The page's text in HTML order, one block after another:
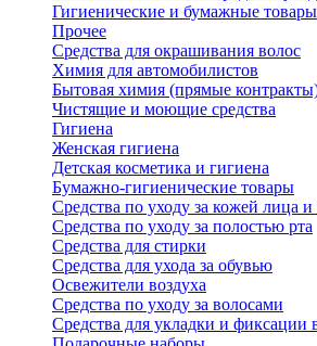
Гигиенические и бумажные товары
Прочее
Средства для окрашивания волос
Химия для автомобилистов
Бытовая химия (прямые
Чистящие и моющие средства
Гигиена
Женская гигиена
Детская косметика и гигиена
Бумажно-гигиенические товары
Средства по уходу за кожей лица и
Средства по уходу за полостью рта
Средства для стирки
Средства для ухода за обувью
Освежители воздуха
Средства по уходу за волосами
Средства для укладки и фиксации